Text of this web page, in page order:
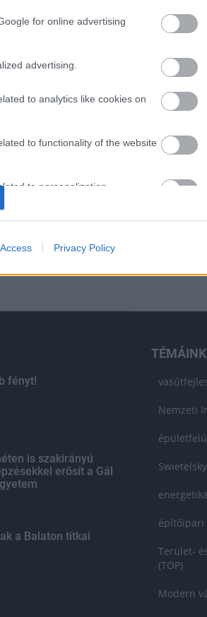
for online advertising
advertising.
to analytics like cookies on
to functionality of the website
to personalization.
to security, including
Privacy Policy
jelent az 5. blokk új
Liszt Ferenc repülőtér
víziközművekről?
Bicske vízellátása
fényt!
is szakirányú
erősít a Gál
a Balaton titkai
Nemzeti
építőipari
Terület-
(TOP)
Modern